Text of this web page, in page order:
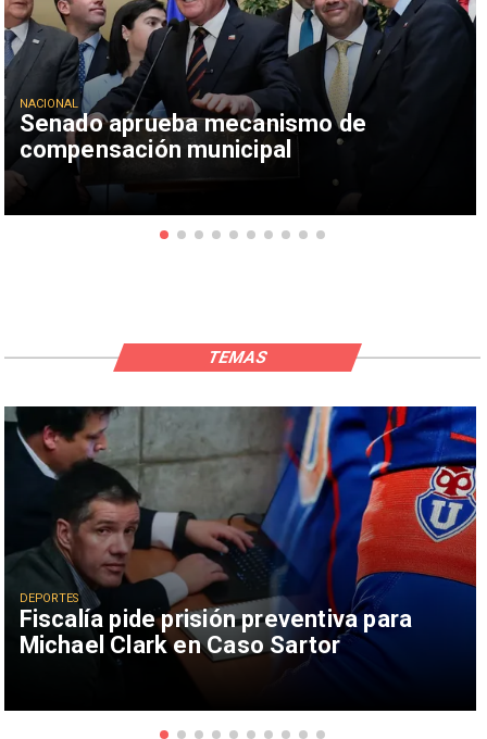
Senado aprueba mecanismo de
compensación municipal
NACIONAL
Fiscalía pide prisión preventiva para
Michael Clark en Caso Sartor
DEPORTES
TEMAS